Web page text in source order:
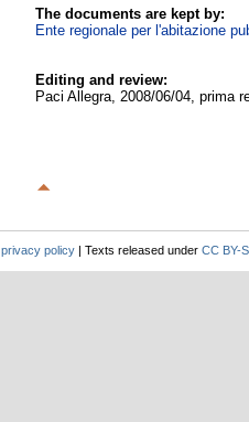
The documents are kept by:
Ente regionale per l'abitazione
Editing and review:
Paci Allegra, 2008/06/04, prima
privacy policy | Texts released under CC BY-